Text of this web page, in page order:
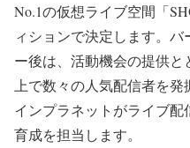
No.1の仮想ライブ空間「
ィションで決定します。
ー後は、活動機会の提供と
上で数々の人気配信者を
インプラネットがライブ配
育成を担当します。